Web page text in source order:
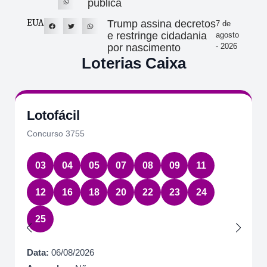
pública
EUA
Trump assina decretos
e restringe cidadania
por nascimento
7 de
agosto
- 2026
Loterias Caixa
Lotofácil
Concurso 3755
03 04 05 07 08 09 11
12 16 18 20 22 23 24
25
Data: 06/08/2026